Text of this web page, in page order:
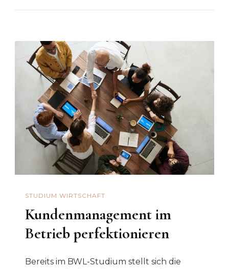
STUDIUM WIRTSCHAFT
Kundenmanagement im
Betrieb perfektionieren
Bereits im BWL-Studium stellt sich die